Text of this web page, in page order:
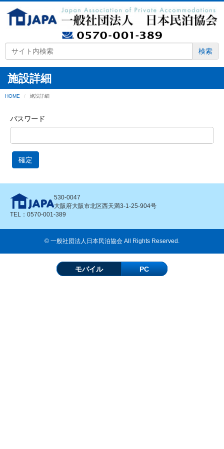
検索
施設詳細
HOME 施設詳細
パスワード
確定
530-0047
大阪府大阪市北区西天満3-1-25-904号
TEL：0570-001-389
© 一般社団法人日本民泊協会 All Rights Reserved.
モバイル PC